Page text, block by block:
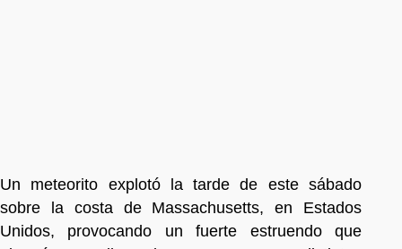
Un meteorito explotó la tarde de este sábado
sobre la costa de Massachusetts, en Estados
Unidos, provocando un fuerte estruendo que